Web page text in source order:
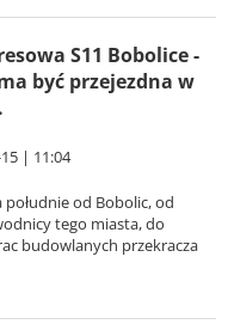
S11 Bobolice -
być przejezdna w
| 11:04
od Bobolic, od
tego miasta, do
budowlanych przekracza